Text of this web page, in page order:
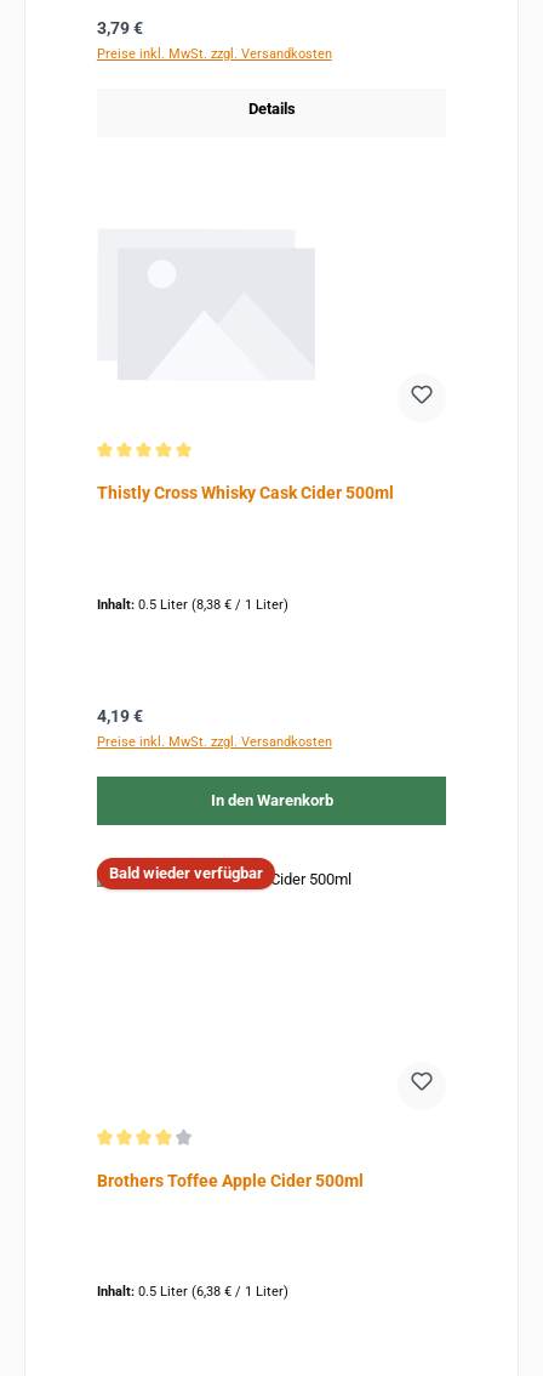
Regulärer Preis:
3,79 €
Preise inkl. MwSt. zzgl. Versandkosten
Details
Thistly Cross Whisky Cask Cider 500ml
Inhalt: 0.5 Liter (8,38 € / 1 Liter)
Regulärer Preis:
4,19 €
Preise inkl. MwSt. zzgl. Versandkosten
In den Warenkorb
Bald wieder verfügbar
Brothers Toffee Apple Cider 500ml
Inhalt: 0.5 Liter (6,38 € / 1 Liter)